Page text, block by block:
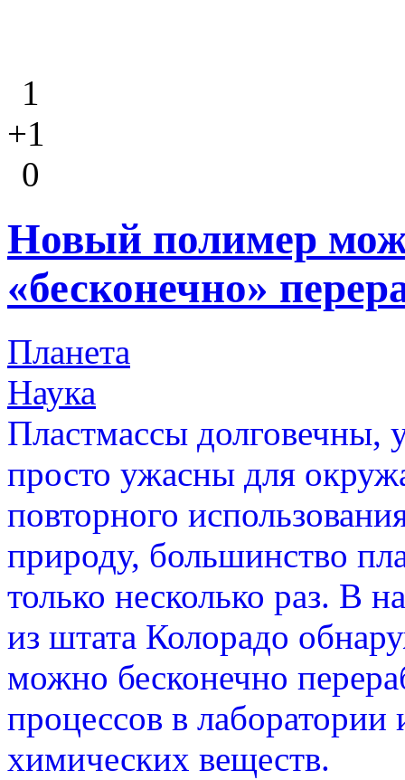
1
+1
0
Новый полимер
«бесконечно»
Планета
Наука
Пластмассы долговечны,
просто ужасны для
повторного
природу, большинство
только несколько раз. В
из штата Колорадо
можно бесконечно
процессов в лаборатории
химических веществ.